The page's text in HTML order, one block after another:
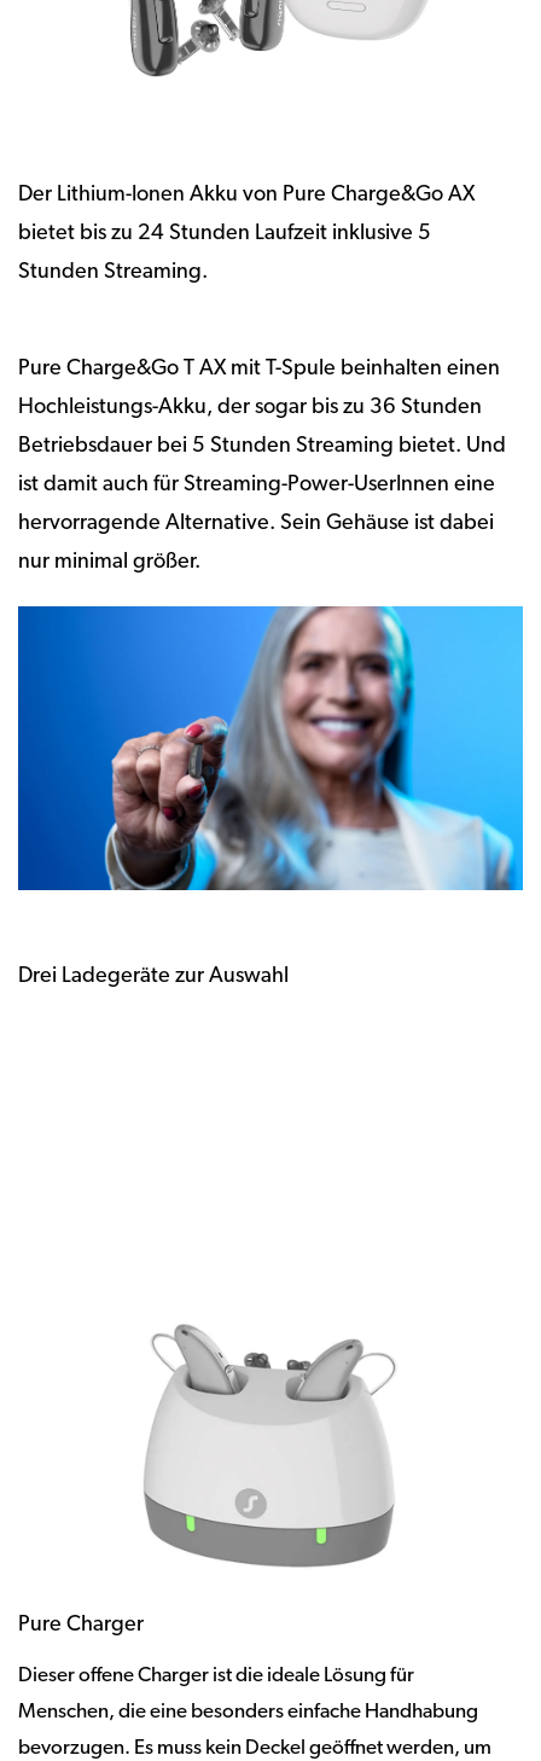
Der Lithium-Ionen Akku von Pure Charge&Go AX
bietet bis zu 24 Stunden Laufzeit inklusive 5
Stunden Streaming.
Pure Charge&Go T AX mit T-Spule beinhalten einen
Hochleistungs-Akku, der sogar bis zu 36 Stunden
Betriebsdauer bei 5 Stunden Streaming bietet. Und
ist damit auch für Streaming-Power-UserInnen eine
hervorragende Alternative. Sein Gehäuse ist dabei
nur minimal größer.
Drei Ladegeräte zur Auswahl
Pure Charger
Dieser offene Charger ist die ideale Lösung für
Menschen, die eine besonders einfache Handhabung
bevorzugen. Es muss kein Deckel geöffnet werden, um